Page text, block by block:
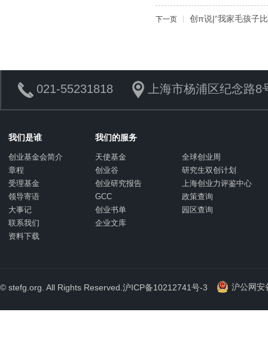
下一页 创π说|“我家毛孩子
021-55231818 上海市杨浦区纪念路
我们是谁
创业基金会简介
章程
受理基金
领导寄语
大事记
联系我们
资料下载
我们的服务
天使基金
全球创业周
创业谷
研究生双创计划
创业研究报告
上海创业力评鉴中心
GCC
政策查询
创业书单
园区查询
企业文库
© stefg.org. All Rights Reserved. 沪ICP备10212741号-3 沪公网安